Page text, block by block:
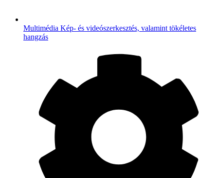
Multimédia Kép- és videószerkesztés, valamint tökéletes
hangzás